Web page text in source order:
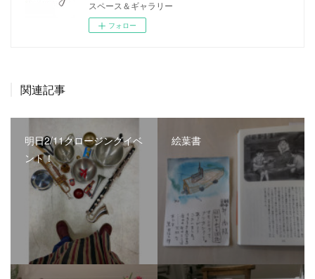
スペース＆ギャラリー
フォロー
関連記事
明日2/11クロージングイベ
ント！
絵葉書